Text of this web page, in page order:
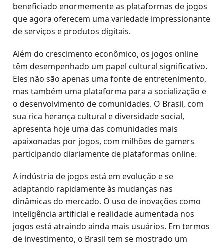
beneficiado enormemente as plataformas de jogos
que agora oferecem uma variedade impressionante
de serviços e produtos digitais.
Além do crescimento econômico, os jogos online
têm desempenhado um papel cultural significativo.
Eles não são apenas uma fonte de entretenimento,
mas também uma plataforma para a socialização e
o desenvolvimento de comunidades. O Brasil, com
sua rica herança cultural e diversidade social,
apresenta hoje uma das comunidades mais
apaixonadas por jogos, com milhões de gamers
participando diariamente de plataformas online.
A indústria de jogos está em evolução e se
adaptando rapidamente às mudanças nas
dinâmicas do mercado. O uso de inovações como
inteligência artificial e realidade aumentada nos
jogos está atraindo ainda mais usuários. Em termos
de investimento, o Brasil tem se mostrado um